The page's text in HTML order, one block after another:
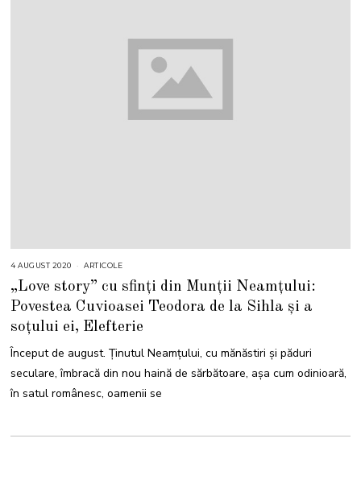
4 AUGUST 2020 ARTICOLE
„Love story” cu sfinți din Munții Neamțului:
Povestea Cuvioasei Teodora de la Sihla și a
soțului ei, Elefterie
Început de august. Ținutul Neamțului, cu mănăstiri și păduri
seculare, îmbracă din nou haină de sărbătoare, așa cum odinioară,
în satul românesc, oamenii se